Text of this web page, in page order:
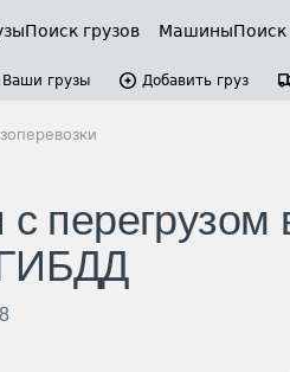
Поиск грузов Машины
Ваши грузы Добавить груз
с